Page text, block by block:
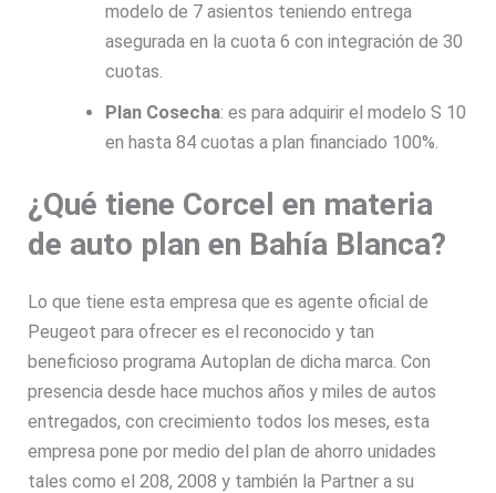
modelo de 7 asientos teniendo entrega
asegurada en la cuota 6 con integración de 30
cuotas.
Plan Cosecha: es para adquirir el modelo S 10
en hasta 84 cuotas a plan financiado 100%.
¿Qué tiene Corcel en materia
de auto plan en Bahía Blanca?
Lo que tiene esta empresa que es agente oficial de
Peugeot para ofrecer es el reconocido y tan
beneficioso programa Autoplan de dicha marca. Con
presencia desde hace muchos años y miles de autos
entregados, con crecimiento todos los meses, esta
empresa pone por medio del plan de ahorro unidades
tales como el 208, 2008 y también la Partner a su